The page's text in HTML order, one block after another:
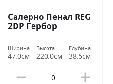
Салерно Пенал REG
2DР Гербор
Ширина
47.0см
Высота
220.0см
Глубина
38.5см